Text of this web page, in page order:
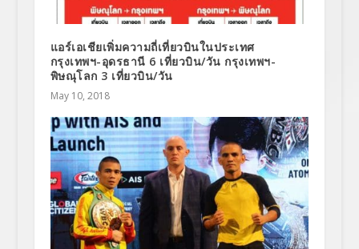
แอร์เอเชียเพิ่มความถี่เที่ยวบินในประเทศ
กรุงเทพฯ-อุดรธานี 6 เที่ยวบิน/วัน กรุงเทพฯ-
พิษณุโลก 3 เที่ยวบิน/วัน
May 10, 2018